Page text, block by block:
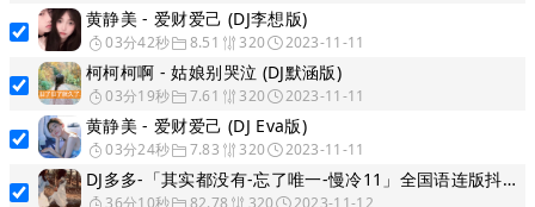
黄静美 - 爱财爱己 (DJ李想版)
03分42秒 8.51 320 2023-11-11
柯柯柯啊 - 姑娘别哭泣 (DJ默涵版)
03分19秒 7.61 320 2023-11-11
黄静美 - 爱财爱己 (DJ Eva版)
03分24秒 7.83 320 2023-11-11
DJ多多-「其实都没有-忘了唯一-慢冷11」全国语连版抖音女声情歌半小时待客串烧
36分10秒 82.78 320 2023-11-12